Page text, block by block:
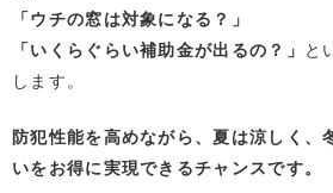
「ウチの窓は対象になる？」
「いくらぐらい補助金が出るの？」
と
します。
防犯性能を高めながら、夏は涼しく、
いをお得に実現できるチャンスです。